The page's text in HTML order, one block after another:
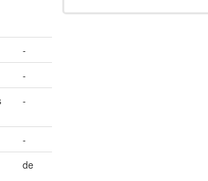
-
-
-
-
de